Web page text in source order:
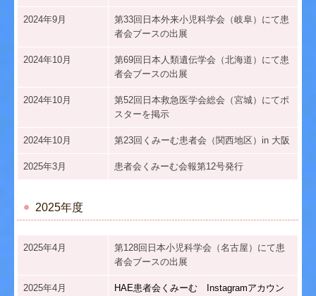
2024年9月
第33回日本外来小児科学会（岐阜）にて患
者会ブースの出展
2024年10月
第69回日本人類遺伝学会（北海道）にて患
者会ブースの出展
2024年10月
第52回日本救急医学会総会（宮城）にてポ
スターを掲示
2024年10月 第23回くみーむ患者会（関西地区）in 大阪
2025年3月 患者会くみーむ会報第12号発行
2025年度
2025年4月
第128回日本小児科学会（名古屋）にて患
者会ブースの出展
2025年4月
HAE患者会くみーむ Instagramアカウン